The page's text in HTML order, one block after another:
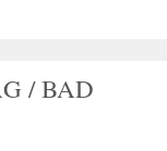
/ BAD